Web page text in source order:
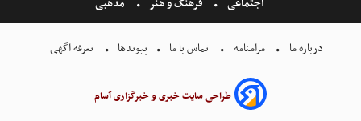
درباره ما مرامنامه تماس با ما پیوندها تعرفه اگهی
طراحی سایت خبری و خبرگزاری آسام